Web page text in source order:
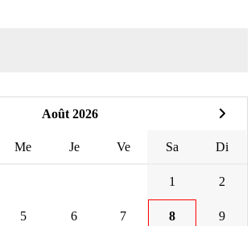
Août 2026
Me Je Ve Sa Di
1 2
5 6 7 8 9